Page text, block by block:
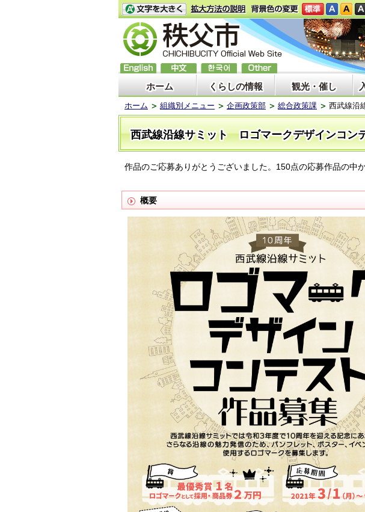
ホーム くらしの情報 観光・催し
ホーム 組織別メニュー 企画政策部 総合政策課 西武線沿
西武線沿線サミット ロゴマークデザインコ
作品のご応募ありがとうございました。150点の応募作品の中
概要